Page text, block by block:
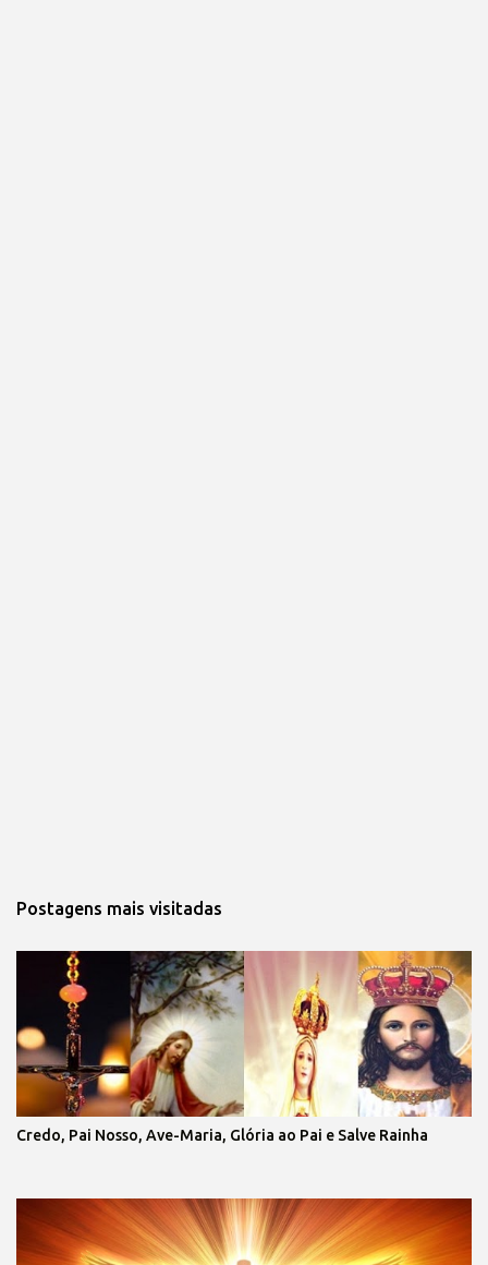
Postagens mais visitadas
Credo, Pai Nosso, Ave-Maria, Glória ao Pai e Salve Rainha